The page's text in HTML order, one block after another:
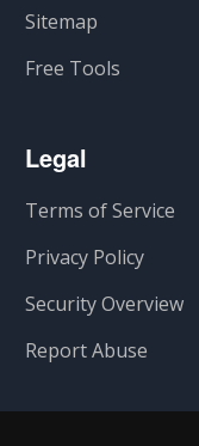
Sitemap
Free Tools
Legal
Terms of Service
Privacy Policy
Security Overview
Report Abuse